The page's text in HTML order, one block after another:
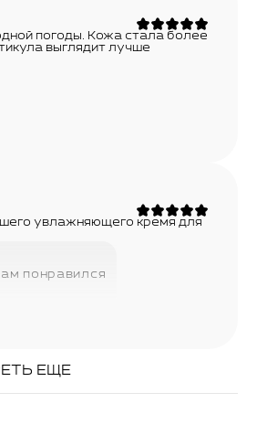
погоды. Кожа стала более
выглядит лучше
увлажняющего кремя для
понравился
ЕЩЕ